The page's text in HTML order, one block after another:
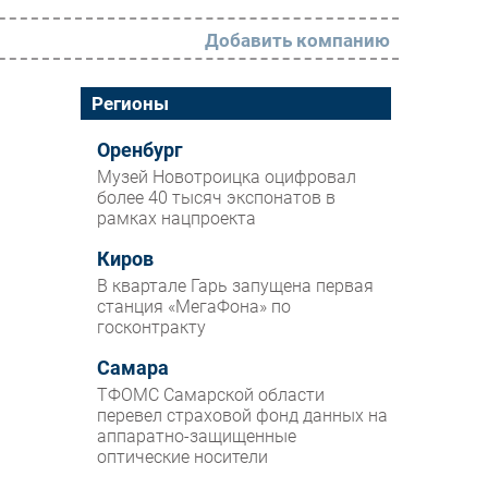
РАЗДЕЛЫ
Новости
Аналитика
Интервью
Мероприятия
Проекты
IT класс
Тестовый стенд
Каталог компаний
Добавить компанию
Регионы
Оренбург
Музей Новотроицка оцифровал
более 40 тысяч экспонатов в
рамках нацпроекта
Киров
В квартале Гарь запущена первая
станция «МегаФона» по
госконтракту
Самара
ТФОМС Самарской области
перевел страховой фонд данных на
аппаратно-защищенные
оптические носители